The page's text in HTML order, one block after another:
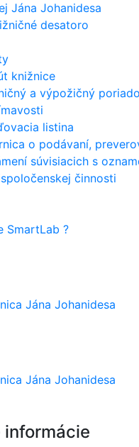
Jána Johanidesa
desatoro
knižnice
a výpožičný
listina
o podávaní,
súvisiacich s
činnosti
SmartLab ?
informácie